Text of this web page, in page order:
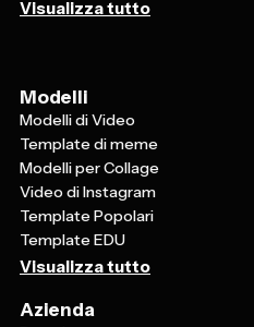
Visualizza tutto
Modelli
Modelli di Video
Template di meme
Modelli per Collage
Video di Instagram
Template Popolari
Template EDU
Visualizza tutto
Azienda